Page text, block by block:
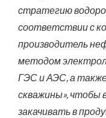
стратегию
соответствии с
производитель
методом
ГЭС и АЭС, а
скважины», чтобы
закачивать в